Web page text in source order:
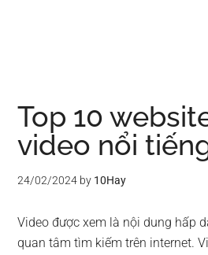
Top 10
video nổi
24/02/2024 by 10Hay
Video được xem là nội dung hấp
quan tâm tìm kiếm trên internet.